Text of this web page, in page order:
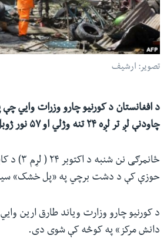
شئ
لټون
ځای
ته
له مونږ سره په تماس کې پاتې شئ
تصویر: ارشیف
د افغانستان د کورنیو چارو وزرات وايي
چاودنې لږ تر لږه ۲۴ تنه وژلي او ۵۷ نور ژوبل دي.
ځانمرګی نن
حوزې کې د دشت برچي په «پل خشک»
د کورنیو چارو وزارت ویاند طارق ارین
دانش مرکز» په کوڅه کې شوی دی.